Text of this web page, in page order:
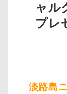
ャル
プレ
淡路島